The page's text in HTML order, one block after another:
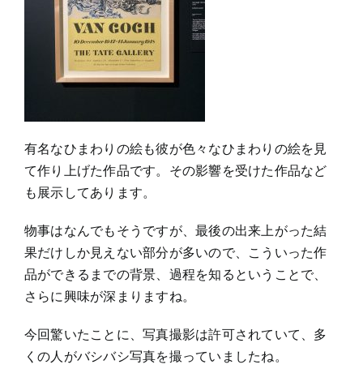
有名なひまわりの絵も彼が色々なひまわりの絵を見
て作り上げた作品です。その影響を受けた作品など
も展示してあります。
物事はなんでもそうですが、最後の出来上がった結
果だけしか見えない部分が多いので、こういった作
品ができるまでの背景、過程を知るということで、
さらに興味が深まりますね。
今回驚いたことに、写真撮影は許可されていて、多
くの人がバシバシ写真を撮っていましたね。